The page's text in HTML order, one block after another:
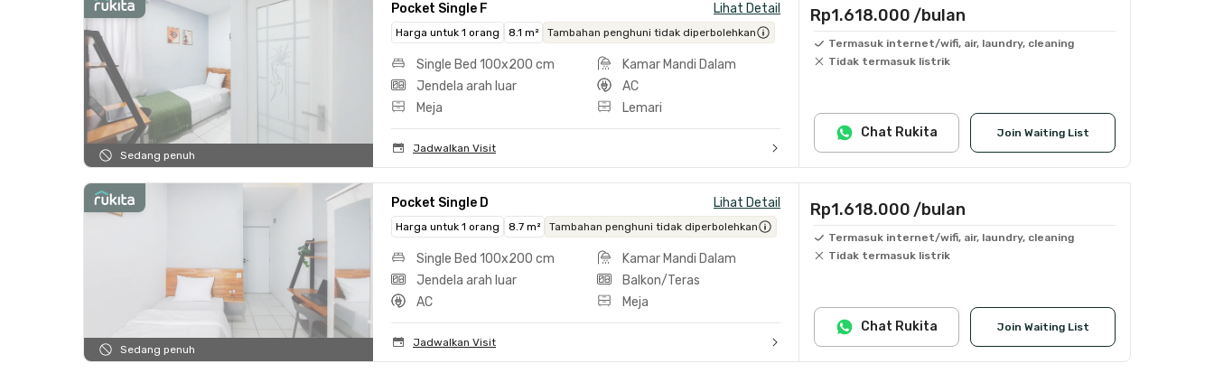
Sedang penuh
Pocket Single F Lihat Detail
Harga untuk 1 orang 8.1 m² Tambahan penghuni tidak diperbolehkan
Single Bed 100x200 cm
Kamar Mandi Dalam
Jendela arah luar
AC
Meja
Lemari
Jadwalkan Visit
Rp1.618.000 /bulan
Termasuk internet/wifi, air, laundry, cleaning
Tidak termasuk listrik
Join Waiting List
Chat Rukita
Sedang penuh
Pocket Single D Lihat Detail
Harga untuk 1 orang 8.7 m² Tambahan penghuni tidak diperbolehkan
Single Bed 100x200 cm
Kamar Mandi Dalam
Jendela arah luar
Balkon/Teras
AC
Meja
Jadwalkan Visit
Rp1.618.000 /bulan
Termasuk internet/wifi, air, laundry, cleaning
Tidak termasuk listrik
Join Waiting List
Chat Rukita